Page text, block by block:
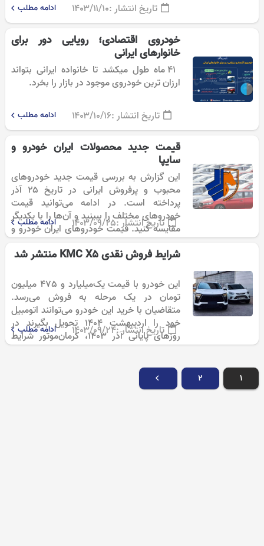
تاریخ انتشار :۱۴۰۳/۱۱/۱۰ ادامه مطلب
خودروی اقتصادی؛ رویایی دور برای
خانوارهای ایرانی
۴۱ ماه طول میکشد تا خانواده ایرانی بتواند
ارزان ترین خودروی موجود در بازار را بخرد.
تاریخ انتشار :۱۴۰۳/۱۰/۱۶ ادامه مطلب
قیمت جدید محصولات ایران خودرو و
سایپا
این گزارش به بررسی قیمت جدید خودرو‌های
محبوب و پرفروش ایرانی در تاریخ ۲۵ آذر
پرداخته است. در ادامه می‌توانید قیمت‌
خودروهای مختلف را ببینید و آن‌ها را با یکدیگر
مقایسه کنید. قیمت خودروهای ایران خودرو و
سایپا ۲۵ آذر…
تاریخ انتشار :۱۴۰۳/۰۹/۲۵ ادامه مطلب
شرایط فروش نقدی KMC X۵ منتشر شد
این خودرو با قیمت یک‌میلیارد و 475 میلیون
تومان در یک مرحله به فروش می‌رسد.
متقاضیان با خرید این خودرو می‌توانند اتومبیل
خود را اردیبهشت 1404 تحویل بگیرند در
روزهای پایانی آذر 1403، کرمان‌موتور شرایط
فروش نقدی KMC X5 را…
تاریخ انتشار :۱۴۰۳/۰۹/۲۴ ادامه مطلب
۱ ۲